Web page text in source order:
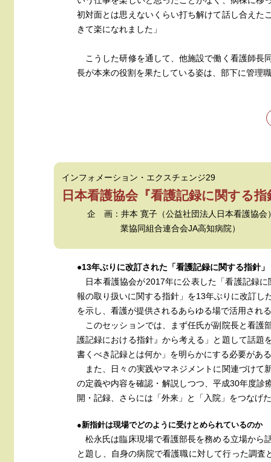
初対面とは思えないくらい打ち解けて話し合えた
きて楽になれました」
こうした研修を通して、他施設で働く看護師長
長が本来の役割を果たしている姿は、部下に管理
インフォメーション・エクスチェンジ29
日本看護協会『看護記録に関する
企 画：井本 寛子（公益社団法人日本看護協会
業協同組合連合会JA高知病院）
●13年ぶりに改訂された「看護記録に関する指針」
日本看護協会が2017年に公表した「看護記録
報の取り扱いに関する指針」を13年ぶりに改訂し
を示し、看護が提供されるあらゆる場で活用され
このセッションでは、まず任氏が副院長と看護
護記録における指針』から考える」と題して話題
書くべき記録とは何か」を明らかにする必要があ
また、日々の実践やマネジメントに関連づけて
の定義や内容を確認・解説しつつ、平成30年度診
開・記録、さらには「外来」と「入院」をつなげ
●新指針は現場でどのように受けとめられているのか
松永氏は臨床現場で看護部長を務める立場から
と題し、自身の病院で看護職に対して行った調